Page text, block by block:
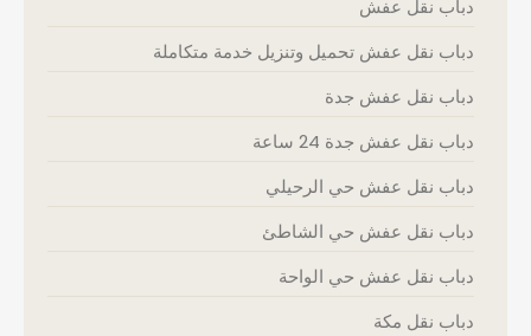
دباب نقل عفش
دباب نقل عفش تحميل وتنزيل خدمة متكاملة
دباب نقل عفش جدة
دباب نقل عفش جدة 24 ساعة
دباب نقل عفش حي الرحيلي
دباب نقل عفش حي الشاطئ
دباب نقل عفش حي الواحة
دباب نقل مكة